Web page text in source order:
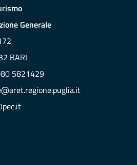
Generale
BARI
5821429